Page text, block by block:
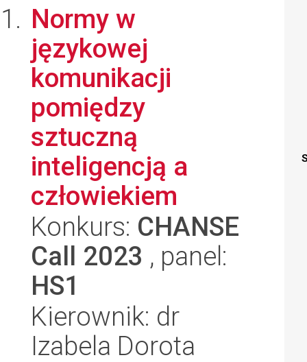
Normy w
językowej
komunikacji
pomiędzy
sztuczną
inteligencją a
człowiekiem
Konkurs: CHANSE
Call 2023 , panel:
HS1
Kierownik: dr
Izabela Dorota